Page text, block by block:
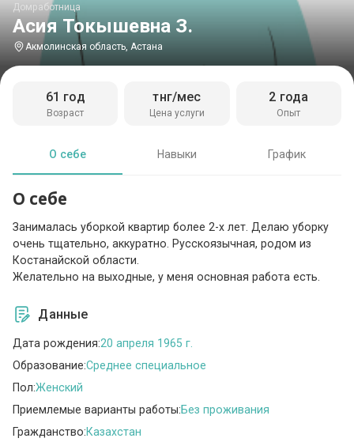
Асия Токышевна З.
Домработница
Акмолинская область, Астана
Возраст
61 год
Цена услуги
тнг/мес
Опыт
2 года
О себе Навыки График
О себе
Занималась уборкой квартир более 2-х лет. Делаю уборку
очень тщательно, аккуратно. Русскоязычная, родом из
Костанайской области.
Желательно на выходные, у меня основная работа есть.
Данные
Дата рождения:20 апреля 1965 г.
Образование:Среднее специальное
Пол:Женский
Приемлемые варианты работы:Без проживания
Гражданство:Казахстан